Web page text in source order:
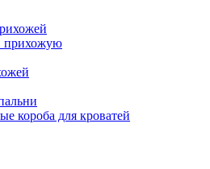
прихожую
короба для кроватей